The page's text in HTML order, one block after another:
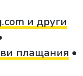
и други
плащания